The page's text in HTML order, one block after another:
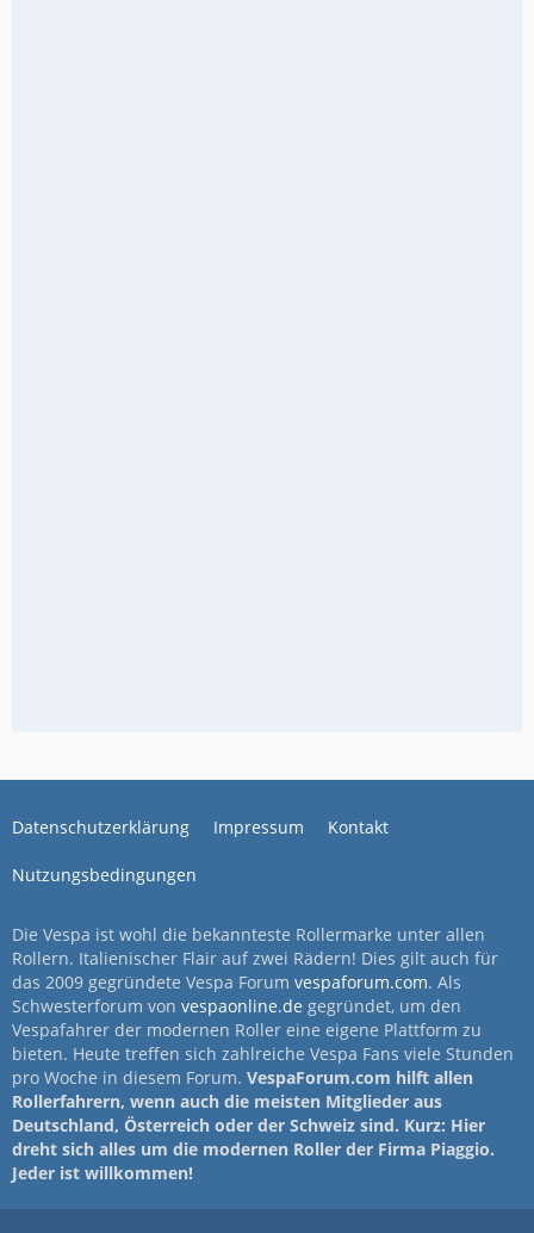
Datenschutzerklärung Impressum Kontakt
Nutzungsbedingungen
Die Vespa ist wohl die bekannteste Rollermarke unter allen
Rollern. Italienischer Flair auf zwei Rädern! Dies gilt auch für
das 2009 gegründete Vespa Forum vespaforum.com. Als
Schwesterforum von vespaonline.de gegründet, um den
Vespafahrer der modernen Roller eine eigene Plattform zu
bieten. Heute treffen sich zahlreiche Vespa Fans viele Stunden
pro Woche in diesem Forum. VespaForum.com hilft allen
Rollerfahrern, wenn auch die meisten Mitglieder aus
Deutschland, Österreich oder der Schweiz sind. Kurz: Hier
dreht sich alles um die modernen Roller der Firma Piaggio.
Jeder ist willkommen!